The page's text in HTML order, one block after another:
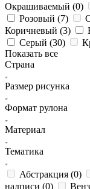
Окрашиваемый (0)
Розовый (7)
Коричневый (3)
Серый (30)
Показать все
Страна
Размер рисунка
Формат рулона
Материал
Тематика
Абстракция (0)
надписи (0)